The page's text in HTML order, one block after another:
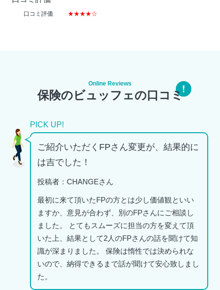
口コミ評価 ★★★★☆
保険のビュッフェの口コミ
Online Reviews
PICK UP!
ご紹介いただくFPさん変更が、結果的に
は吉でした！
投稿者：CHANGEさん
最初に来て頂いたFPの方とは少し価値観といい
ますか、意見が合わず、別のFPさんにご相談し
ました。 とてもスムーズに担当の方を変えて頂
いた上、結果として2人のFPさんの話を聞けて知
識が深まりました。 保険は惰性では決められな
いので、納得できるまで話が聞けて安心致しまし
た。